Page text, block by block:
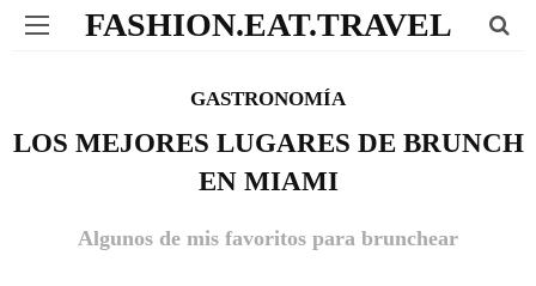
FASHION.EAT.TRAVEL
GASTRONOMÍA
LOS MEJORES LUGARES DE BRUNCH
EN MIAMI
Algunos de mis favoritos para brunchear